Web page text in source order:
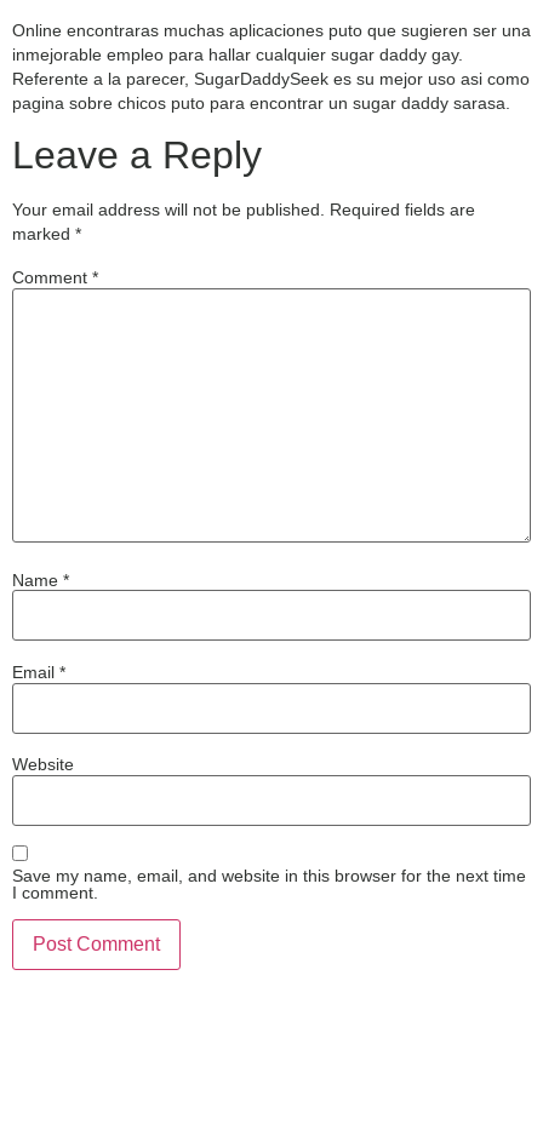
Online encontraras muchas aplicaciones puto que sugieren ser una
inmejorable empleo para hallar cualquier sugar daddy gay.
Referente a la parecer, SugarDaddySeek es su mejor uso asi­ como
pagina sobre chicos puto para encontrar un sugar daddy sarasa.
Leave a Reply
Your email address will not be published. Required fields are
marked *
Comment *
Name *
Email *
Website
Save my name, email, and website in this browser for the next time
I comment.